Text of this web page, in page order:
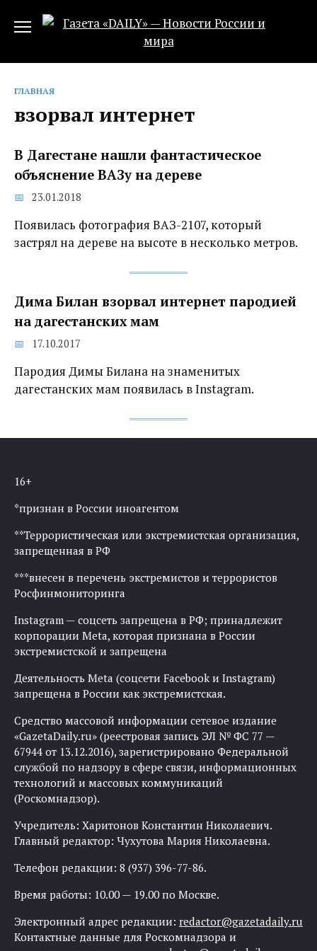
ГЛАВНАЯ
взорвал интернет
В Дагестане нашли фантастическое
объяснение ВАЗу на дереве
23.01.2018
Появилась фотография ВАЗ-2107, который
застрял на дереве на высоте в несколько метров.
Дима Билан взорвал интернет пародией
на дагестанских мам
17.10.2017
Пародия Димы Билана на знаменитых
дагестанских мам появилась в Instagram.
16+
*признан в России иноагентом
**Террористическая или экстремистская организация,
запрещенная в РФ
***внесен в перечень экстремистов и террористов
Росфинмониторинга
Instagram — соцсеть запрещена в РФ; принадлежит
корпорации Meta, которая признана в России
экстремистской и запрещена
Деятельность Meta (соцсети Facebook и Instagram)
запрещена в России как экстремистская.
Средство массовой информации сетевое издание
«GazetaDaily.ru» (реестровая запись ЭЛ № ФС 77 —
67944 от 13.12.2016), зарегистрировано Федеральной
службой по надзору в сфере связи, информационных
технологий и массовых коммуникаций
(Роскомнадзор).
Учредитель: Харитонов Константин Николаевич.
Главный редактор: Чухутова Мария Николаевна.
Телефон редакции: 8 (937) 396-77-86.
Время работы: 10.00 — 19.00 по Москве.
Электронный адрес редакции: redactor@gazetadaily.ru
Контактные данные для Роскомнадзора и